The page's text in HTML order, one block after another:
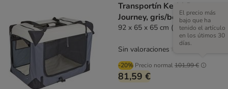
Transportín Kerbl Pet
Journey, gris/beige
92 x 65 x 65 cm (L x An x Al)
-20% Precio normal101,99 €
El precio más
bajo que ha
tenido el artículo
en los útimos 30
días.
81,59 €
Sin valoraciones